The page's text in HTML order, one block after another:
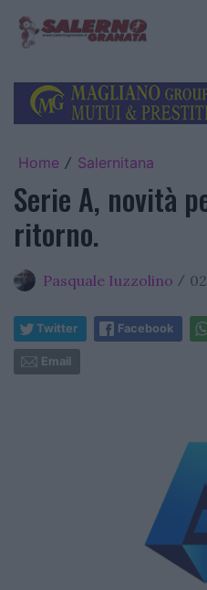
Home / Salernitana
Serie A, novità
ritorno.
Pasquale Iuzzolino /
Twitter Facebook
Email